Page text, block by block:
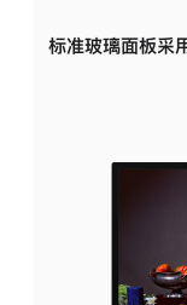
标准玻璃面板采